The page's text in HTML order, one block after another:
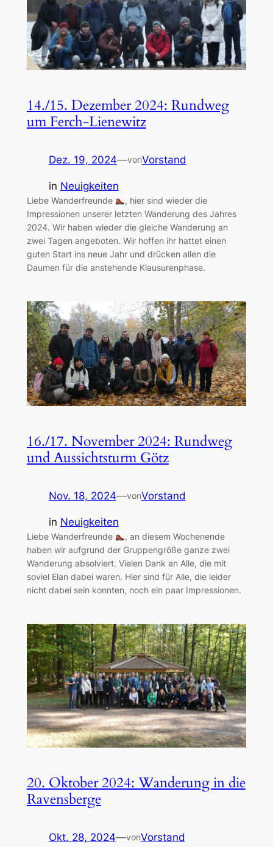
14./15. Dezember 2024: Rundweg
um Ferch-Lienewitz
Dez. 19, 2024—vonVorstand
in Neuigkeiten
Liebe Wanderfreunde
, hier sind wieder die
Impressionen unserer letzten Wanderung des Jahres
2024. Wir haben wieder die gleiche Wanderung an
zwei Tagen angeboten. Wir hoffen ihr hattet einen
guten Start ins neue Jahr und drücken allen die
Daumen für die anstehende Klausurenphase.
16./17. November 2024: Rundweg
und Aussichtsturm Götz
Nov. 18, 2024—vonVorstand
in Neuigkeiten
Liebe Wanderfreunde
, an diesem Wochenende
haben wir aufgrund der Gruppengröße ganze zwei
Wanderung absolviert. Vielen Dank an Alle, die mit
soviel Elan dabei waren. Hier sind für Alle, die leider
nicht dabei sein konnten, noch ein paar Impressionen.
20. Oktober 2024: Wanderung in die
Ravensberge
Okt. 28, 2024—vonVorstand